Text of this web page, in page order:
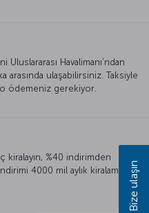
Havalimanı’ndan
ulaşabilirsiniz. Taksiyle
ödemeniz gerekiyor.
kiralayın, %40 indirimden
4000 mil aylık kiralamadaBize ulaşın